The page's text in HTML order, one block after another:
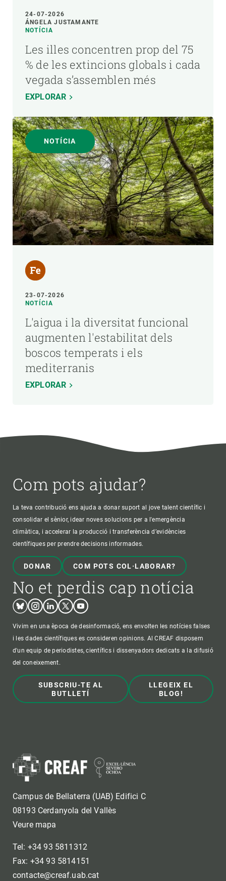
24-07-2026
ÁNGELA JUSTAMANTE
NOTÍCIA
Les illes concentren prop del 75
% de les extincions globals i cada
vegada s’assemblen més
EXPLORAR
NOTÍCIA
23-07-2026
NOTÍCIA
L'aigua i la diversitat funcional
augmenten l'estabilitat dels
boscos temperats i els
mediterranis
EXPLORAR
Com pots ajudar?
La teva contribució ens ajuda a donar suport al jove talent científic i
consolidar el sènior, idear noves solucions per a l'emergència
climàtica, i accelerar la producció i transferència d’evidències
científiques per prendre decisions informades.
DONAR COM POTS COL·LABORAR?
No et perdis cap notícia
BlueskyInstagram
LinkedinTwitterYoutube
Vivim en una època de desinformació, ens envolten les notícies falses
i les dades científiques es consideren opinions. Al CREAF disposem
d'un equip de periodistes, científics i dissenyadors dedicats a la difusió
del coneixement.
SUBSCRIU-TE AL
BUTLLETÍ
LLEGEIX EL
BLOG!
Campus de Bellaterra (UAB) Edifici C
08193 Cerdanyola del Vallès
Veure mapa
Tel: +34 93 5811312
Fax: +34 93 5814151
contacte@creaf.uab.cat